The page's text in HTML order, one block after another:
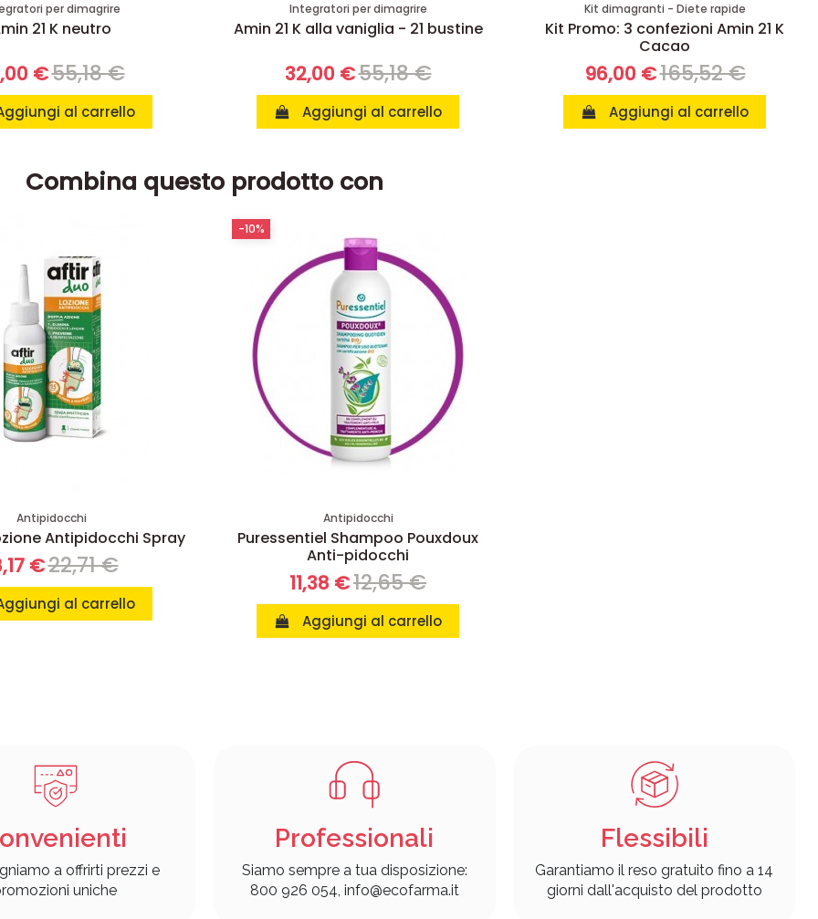
per dimagrire
21 K neutro
€55,18 €
al carrello
Integratori per dimagrire
Amin 21 K alla vaniglia - 21 bustine
32,00 €55,18 €
Aggiungi al carrello
Kit dimagranti - Diete rapide
Kit Promo: 3 confezioni Amin 21 K
Cacao
96,00 €165,52 €
Aggiungi al carrello
Combina questo prodotto con
Antipidocchi
Antipidocchi Spray
€22,71 €
al carrello
Antipidocchi
Puressentiel Shampoo Pouxdoux
Anti-pidocchi
11,38 €12,65 €
Aggiungi al carrello
-10%
a offrirti prezzi e
uniche
Professionali
Siamo sempre a tua disposizione:
800 926 054, info@ecofarma.it
Flessibili
Garantiamo il reso gratuito fino a 14
giorni dall'acquisto del prodotto